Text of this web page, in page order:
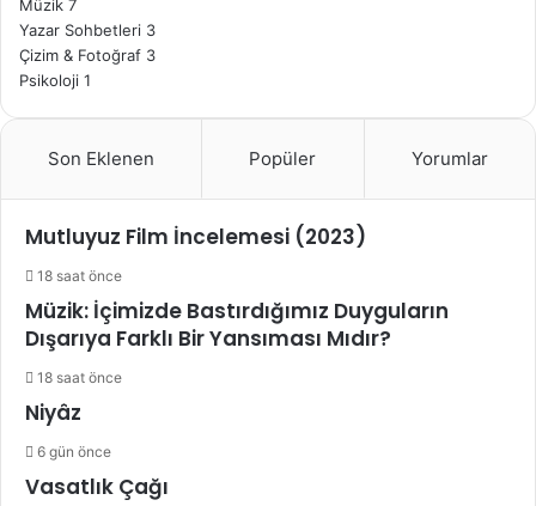
Müzik 7
Yazar Sohbetleri 3
Çizim & Fotoğraf 3
Psikoloji 1
Son Eklenen Popüler Yorumlar
Mutluyuz Film İncelemesi (2023)
18 saat önce
Müzik: İçimizde Bastırdığımız Duyguların
Dışarıya Farklı Bir Yansıması Mıdır?
18 saat önce
Niyâz
6 gün önce
Vasatlık Çağı